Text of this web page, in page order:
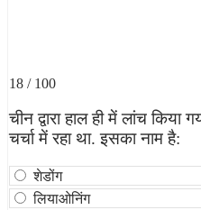
18 / 100
चीन द्वारा हाल ही में लांच किया
चर्चा में रहा था. इसका नाम है:
शेडोंग
लियाओनिंग